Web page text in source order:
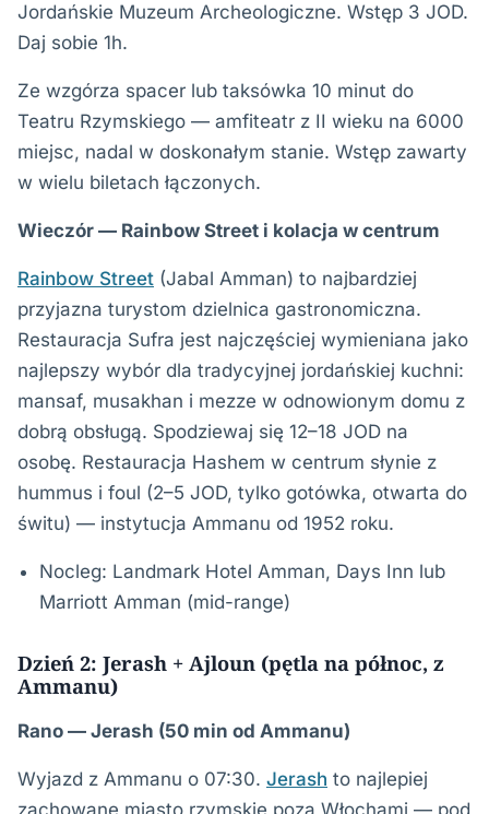
Jordańskie Muzeum Archeologiczne. Wstęp 3 JOD.
Daj sobie 1h.
Ze wzgórza spacer lub taksówka 10 minut do
Teatru Rzymskiego — amfiteatr z II wieku na 6000
miejsc, nadal w doskonałym stanie. Wstęp zawarty
w wielu biletach łączonych.
Wieczór — Rainbow Street i kolacja w centrum
Rainbow Street (Jabal Amman) to najbardziej
przyjazna turystom dzielnica gastronomiczna.
Restauracja Sufra jest najczęściej wymieniana jako
najlepszy wybór dla tradycyjnej jordańskiej kuchni:
mansaf, musakhan i mezze w odnowionym domu z
dobrą obsługą. Spodziewaj się 12–18 JOD na
osobę. Restauracja Hashem w centrum słynie z
hummus i foul (2–5 JOD, tylko gotówka, otwarta do
świtu) — instytucja Ammanu od 1952 roku.
Nocleg: Landmark Hotel Amman, Days Inn lub
Marriott Amman (mid-range)
Dzień 2: Jerash + Ajloun (pętla na północ, z
Ammanu)
Rano — Jerash (50 min od Ammanu)
Wyjazd z Ammanu o 07:30. Jerash to najlepiej
zachowane miasto rzymskie poza Włochami — pod